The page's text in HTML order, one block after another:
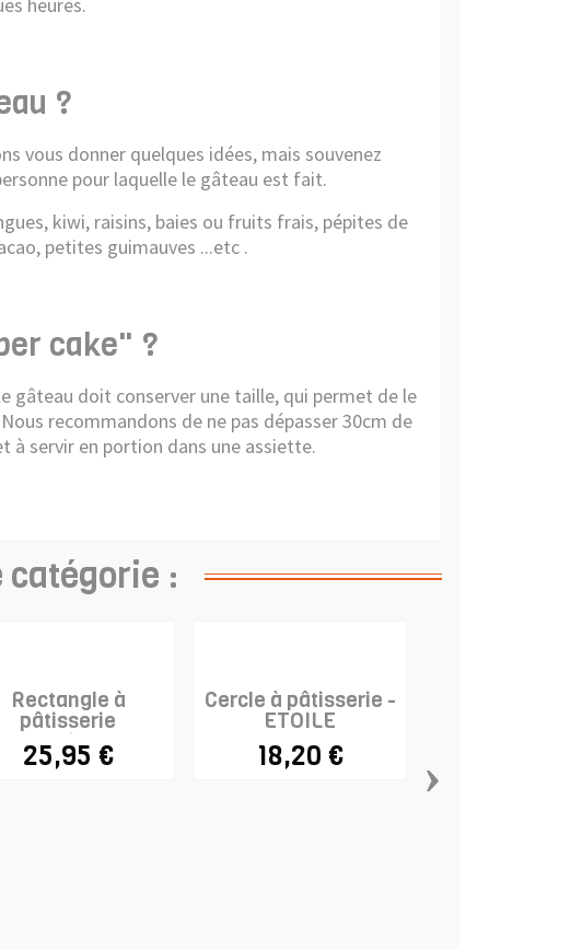
heures.
?
vous donner quelques idées, mais souvenez
pour laquelle le gâteau est fait.
kiwi, raisins, baies ou fruits frais, pépites de
petites guimauves ...etc .
cake" ?
gâteau doit conserver une taille, qui permet de le
recommandons de ne pas dépasser 30cm de
à servir en portion dans une assiette.
catégorie :
Rectangle à
pâtisserie
extensible -...
25,95 €
Cercle à pâtisserie -
ETOILE
18,20 € ›